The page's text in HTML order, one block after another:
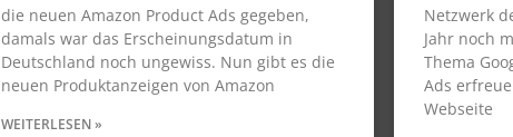
die neuen Amazon Product Ads gegeben,
damals war das Erscheinungsdatum in
Deutschland noch ungewiss. Nun gibt es die
neuen Produktanzeigen von Amazon
WEITERLESEN »
Netzwerk
Jahr noch
Thema
Ads
Webseite